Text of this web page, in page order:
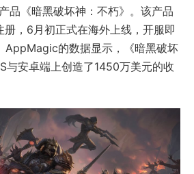
品《暗黑破坏神：不朽》。该产品
册，6月初正式在海外上线，开服即
AppMagic的数据显示，《暗黑破坏
与安卓端上创造了1450万美元的收